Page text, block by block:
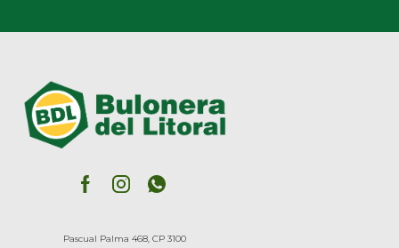
Pascual Palma 468, CP 3100